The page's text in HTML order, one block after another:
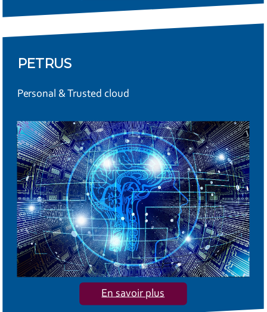
PETRUS
Personal & Trusted cloud
En savoir plus